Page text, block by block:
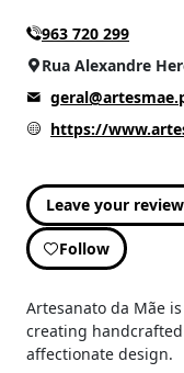
963 720 299
Rua Alexandre
https://
Leave your review
Follow
Artesanato da Mãe
creating
affectionate design.